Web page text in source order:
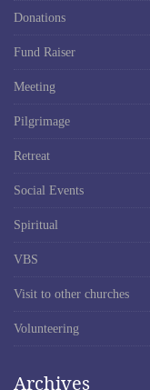
Donations
Fund Raiser
Meeting
Pilgrimage
Retreat
Social Events
Spiritual
VBS
Visit to other churches
Volunteering
Archives